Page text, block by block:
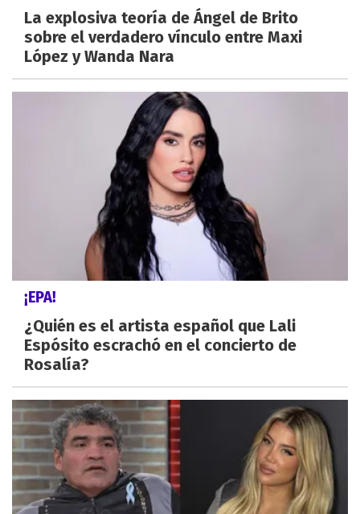
La explosiva teoría de Ángel de Brito
sobre el verdadero vínculo entre Maxi
López y Wanda Nara
¡EPA!
¿Quién es el artista español que Lali
Espósito escrachó en el concierto de
Rosalía?